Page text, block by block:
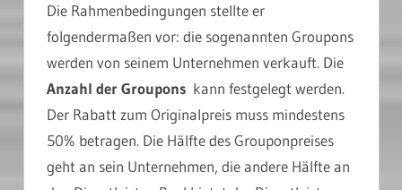
Die Rahmenbedingungen stellte er
folgendermaßen vor: die sogenannten Groupons
werden von seinem Unternehmen verkauft. Die
Anzahl der Groupons kann festgelegt werden.
Der Rabatt zum Originalpreis muss mindestens
50% betragen. Die Hälfte des Grouponpreises
geht an sein Unternehmen, die andere Hälfte an